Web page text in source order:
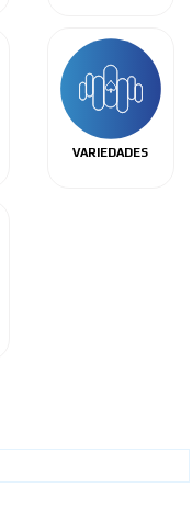
VARIEDADES